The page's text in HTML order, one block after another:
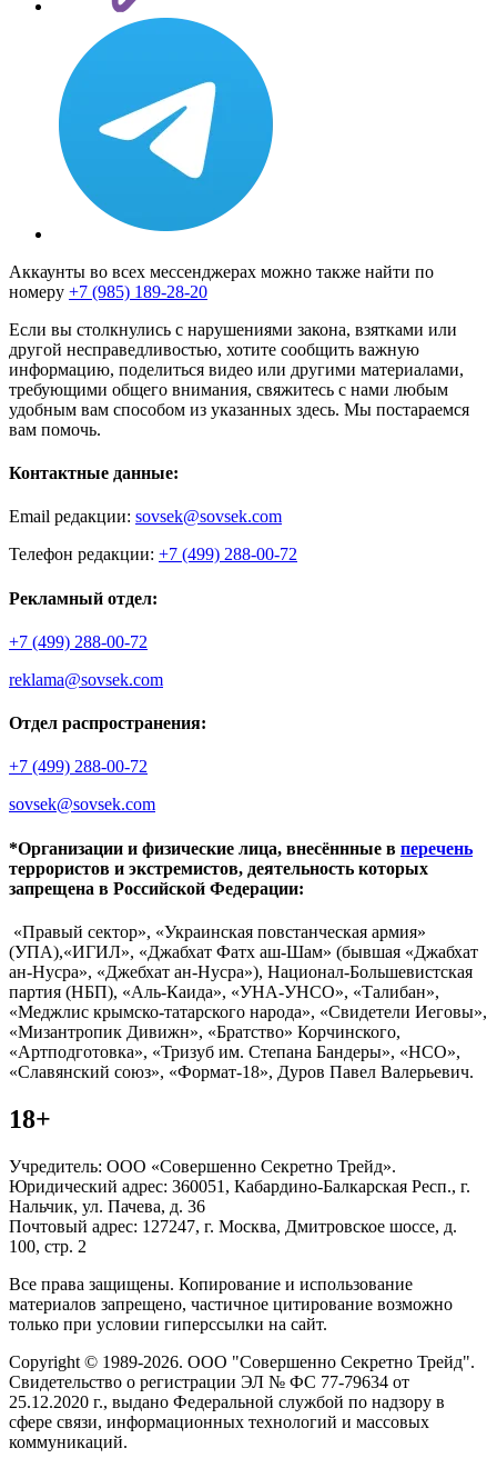
Аккаунты во всех мессенджерах можно также найти по
номеру +7 (985) 189-28-20
Если вы столкнулись с нарушениями закона, взятками или
другой несправедливостью, хотите сообщить важную
информацию, поделиться видео или другими материалами,
требующими общего внимания, свяжитесь с нами любым
удобным вам способом из указанных здесь. Мы постараемся
вам помочь.
Контактные данные:
Email редакции: sovsek@sovsek.com
Телефон редакции: +7 (499) 288-00-72
Рекламный отдел:
+7 (499) 288-00-72
reklama@sovsek.com
Отдел распространения:
+7 (499) 288-00-72
sovsek@sovsek.com
*Организации и физические лица, внесённные в перечень
террористов и экстремистов, деятельность которых
запрещена в Российской Федерации:
«Правый сектор», «Украинская повстанческая армия»
(УПА),«ИГИЛ», «Джабхат Фатх аш-Шам» (бывшая «Джабхат
ан-Нусра», «Джебхат ан-Нусра»), Национал-Большевистская
партия (НБП), «Аль-Каида», «УНА-УНСО», «Талибан»,
«Меджлис крымско-татарского народа», «Свидетели Иеговы»,
«Мизантропик Дивижн», «Братство» Корчинского,
«Артподготовка», «Тризуб им. Степана Бандеры», «НСО»,
«Славянский союз», «Формат-18», Дуров Павел Валерьевич.
18+
Учредитель: ООО «Совершенно Секретно Трейд».
Юридический адрес: 360051, Кабардино-Балкарская Респ., г.
Нальчик, ул. Пачева, д. 36
Почтовый адрес: 127247, г. Москва, Дмитровское шоссе, д.
100, стр. 2
Все права защищены. Копирование и использование
материалов запрещено, частичное цитирование возможно
только при условии гиперссылки на сайт.
Copyright © 1989-2026. ООО "Совершенно Секретно Трейд".
Свидетельство о регистрации ЭЛ № ФС 77-79634 от
25.12.2020 г., выдано Федеральной службой по надзору в
сфере связи, информационных технологий и массовых
коммуникаций.